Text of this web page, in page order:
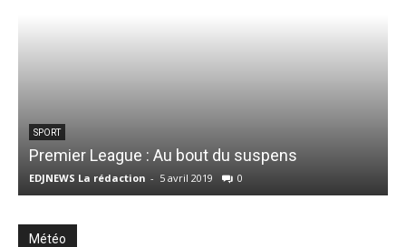
SPORT
Premier League : Au bout du suspens
EDJNEWS La rédaction - 5 avril 2019 0
Météo